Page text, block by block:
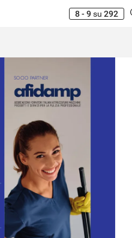
8 - 9 su 292
SOCIO PARTNER